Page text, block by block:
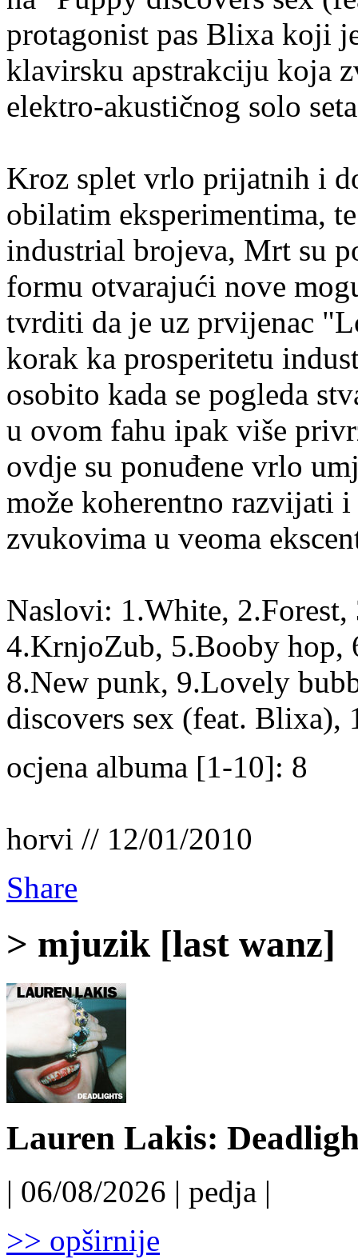
protagonist pas Blixa koji
klavirsku apstrakciju koja
elektro-akustičnog solo
Kroz splet vrlo prijatnih i
obilatim eksperimentima,
industrial brojeva, Mrt su
formu otvarajući nove
tvrditi da je uz prvijenac
korak ka prosperitetu
osobito kada se pogleda
u ovom fahu ipak više
ovdje su ponuđene vrlo
može koherentno razvijati
zvukovima u veoma
Naslovi: 1.White,
4.KrnjoZub, 5.Booby hop,
8.New punk, 9.Lovely
discovers sex (feat. Blixa),
ocjena albuma [1-10]: 8
horvi // 12/01/2010
Share
> mjuzik [last wanz]
Lauren Lakis:
| 06/08/2026 | pedja |
>> opširnije